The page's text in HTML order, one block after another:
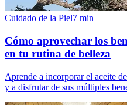
Cuidado de la Piel7 min
Cómo aprovechar los
en tu rutina de belleza
Aprende a incorporar el aceite
y a disfrutar de sus múltiples